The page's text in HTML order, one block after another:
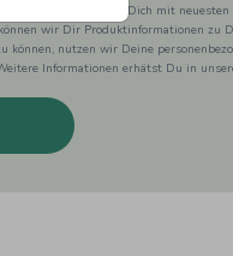
Du ein, dass wir Dich mit
wir Dir Produktinformationen zu
können, nutzen wir Deine
Informationen erhätst Du in